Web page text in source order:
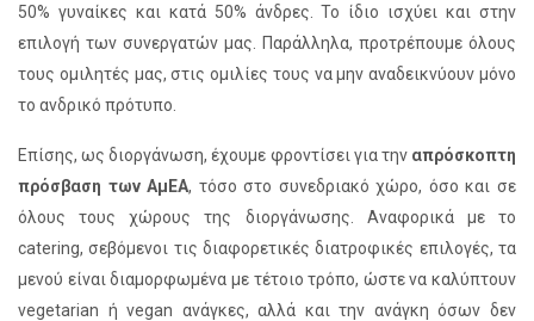
50% γυναίκες και κατά 50% άνδρες. Το ίδιο ισχύει και στην
επιλογή των συνεργατών μας. Παράλληλα, προτρέπουμε όλους
τους ομιλητές μας, στις ομιλίες τους να μην αναδεικνύουν μόνο
το ανδρικό πρότυπο.
Επίσης, ως διοργάνωση, έχουμε φροντίσει για την απρόσκοπτη
πρόσβαση των ΑμΕΑ, τόσο στο συνεδριακό χώρο, όσο και σε
όλους τους χώρους της διοργάνωσης. Αναφορικά με τo
catering, σεβόμενοι τις διαφορετικές διατροφικές επιλογές, τα
μενού είναι διαμορφωμένα με τέτοιο τρόπο, ώστε να καλύπτουν
vegetarian ή vegan ανάγκες, αλλά και την ανάγκη όσων δεν